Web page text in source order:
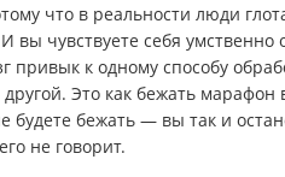
что в реальности люди
вы чувствуете себя
привык к одному способу
Это как бежать марафон
будете бежать — вы так и
не говорит.